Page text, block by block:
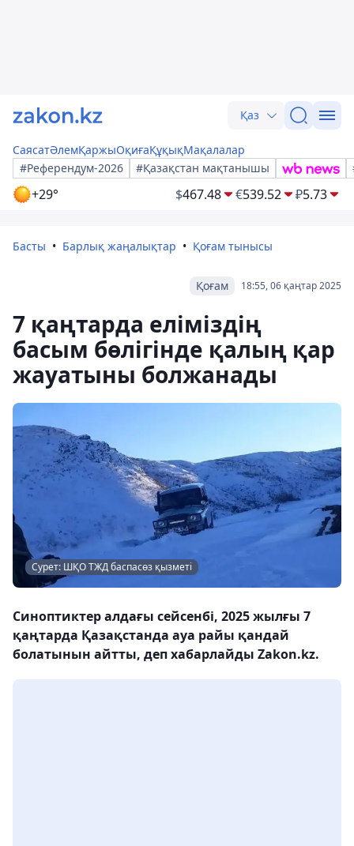
Қаз
СаясатӘлемҚаржыОқиғаҚұқықМақалалар
#Референдум-2026
#Қазақстан мақтанышы
+29° $467.48 €539.52 ₽5.73
Басты Барлық жаңалықтар Қоғам тынысы
18:55, 06 қаңтар 2025
Қоғам
7 қаңтарда еліміздің
басым бөлігінде қалың қар
жауатыны болжанады
Сурет: ШҚО ТЖД баспасөз қызметі
Синоптиктер алдағы сейсенбі, 2025 жылғы 7
қаңтарда Қазақстанда ауа райы қандай
болатынын айтты, деп хабарлайды Zakon.kz.